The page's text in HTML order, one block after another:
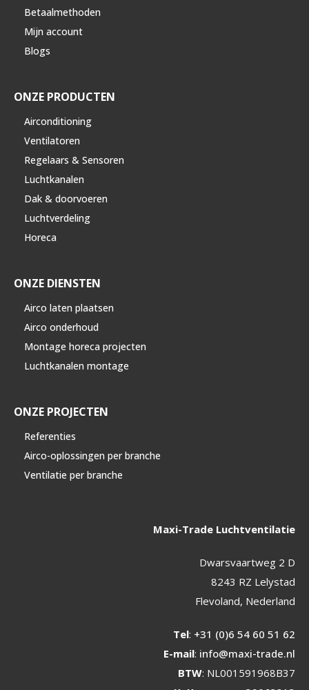
Betaalmethoden
Mijn account
Blogs
ONZE PRODUCTEN
Airconditioning
Ventilatoren
Regelaars & Sensoren
Luchtkanalen
Dak & doorvoeren
Luchtverdeling
Horeca
ONZE DIENSTEN
Airco laten plaatsen
Airco onderhoud
Montage horeca projecten
Luchtkanalen montage
ONZE PROJECTEN
Referenties
Airco-oplossingen per branche
Ventilatie per branche
Maxi-Trade Luchtventilatie
Dwarsvaartweg 2 D
8243 RZ Lelystad
Flevoland, Nederland
Tel: +31 (0)6 54 60 51 62
E-mail: info@maxi-trade.nl
BTW: NL001591968B37